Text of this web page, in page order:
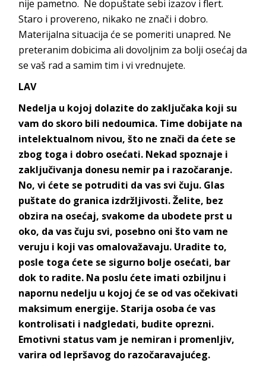
nije pametno. Ne dopuštate sebi izazov i flert.
Staro i provereno, nikako ne znači i dobro.
Materijalna situacija će se pomeriti unapred. Ne
preteranim dobicima ali dovoljnim za bolji osećaj da
se vaš rad a samim tim i vi vrednujete.
LAV
Nedelja u kojoj dolazite do zaključaka koji su
vam do skoro bili nedoumica. Time dobijate na
intelektualnom nivou, što ne znači da ćete se
zbog toga i dobro osećati. Nekad spoznaje i
zaključivanja donesu nemir pa i razočaranje.
No, vi ćete se potruditi da vas svi čuju. Glas
puštate do granica izdržljivosti. Želite, bez
obzira na osećaj, svakome da ubodete prst u
oko, da vas čuju svi, posebno oni što vam ne
veruju i koji vas omalovažavaju. Uradite to,
posle toga ćete se sigurno bolje osećati, bar
dok to radite. Na poslu ćete imati ozbiljnu i
napornu nedelju u kojoj će se od vas očekivati
maksimum energije. Starija osoba će vas
kontrolisati i nadgledati, budite oprezni.
Emotivni status vam je nemiran i promenljiv,
varira od lepršavog do razočaravajućeg.